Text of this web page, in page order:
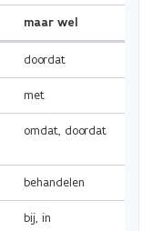
maar wel
doordat
met
omdat, doordat
behandelen
bij, in